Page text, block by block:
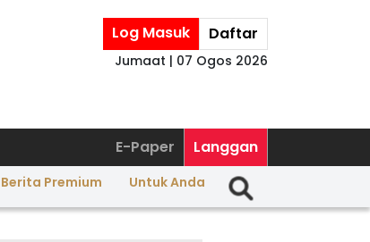
Log Masuk Daftar
Jumaat | 07 Ogos 2026
E-Paper Langgan
Berita Premium Untuk Anda